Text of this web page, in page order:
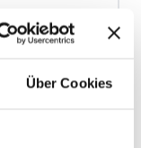
Über Cookies